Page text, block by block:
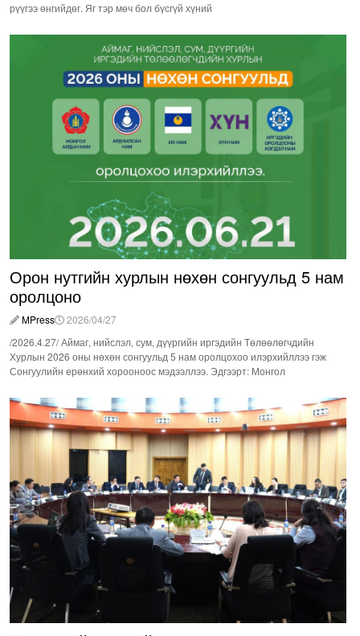
рүүгээ өнгийдөг. Яг тэр мөч бол бүсгүй хүний
Орон нутгийн хурлын нөхөн сонгуульд 5 нам
оролцоно
MPress
2026/04/27
/2026.4.27/ Аймаг, нийслэл, сум, дүүргийн иргэдийн Төлөөлөгчдийн
Хурлын 2026 оны нөхөн сонгуульд 5 нам оролцохоо илэрхийллээ гэж
Сонгуулийн ерөнхий хорооноос мэдээллээ. Эдгээрт: Монгол